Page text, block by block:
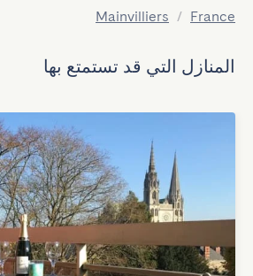
France
/
Mainvilliers
المنازل التي قد تستمتع بها